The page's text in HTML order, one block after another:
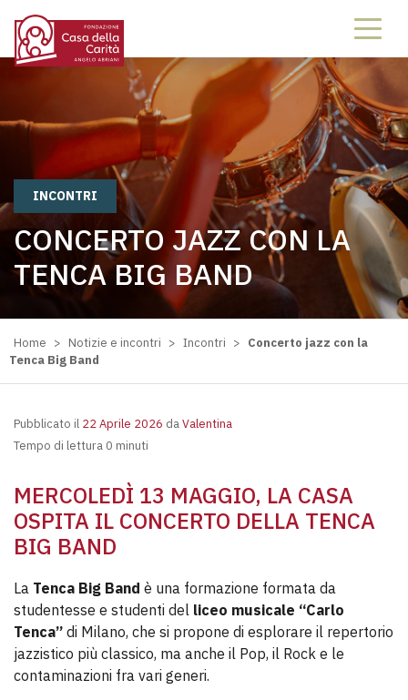
INCONTRI
CONCERTO JAZZ CON LA
TENCA BIG BAND
Home > Notizie e incontri > Incontri > Concerto jazz con la
Tenca Big Band
Pubblicato il 22 Aprile 2026 daValentina
Tempo di lettura 0 minuti
MERCOLEDÌ 13 MAGGIO, LA CASA
OSPITA IL CONCERTO DELLA TENCA
BIG BAND
La Tenca Big Band è una formazione formata da
studentesse e studenti del liceo musicale “Carlo
Tenca” di Milano, che si propone di esplorare il repertorio
jazzistico più classico, ma anche il Pop, il Rock e le
contaminazioni fra vari generi.